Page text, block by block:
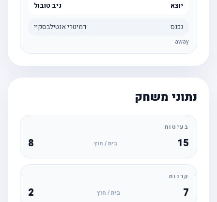
יוצא ניב טובול
נכנס דמיטרי אנטילבסקיי
away
נתוני משחק
בעיטות
15 בית / חוץ
קרנות
בית / חוץ